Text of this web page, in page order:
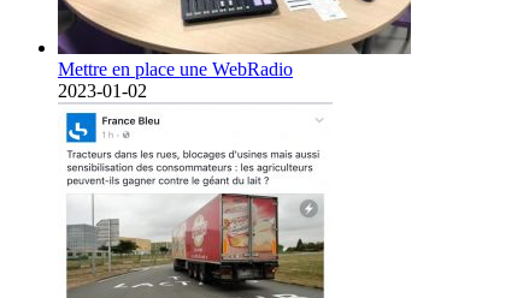
Mettre en place une WebRadio
2023-01-02